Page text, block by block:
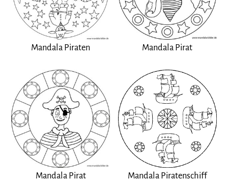
Mandala Piraten Mandala Pirat
Mandala Pirat Mandala Piratenschiff